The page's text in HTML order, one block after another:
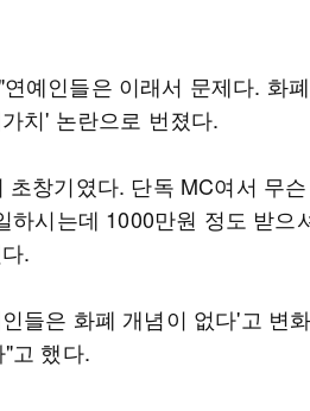
예인들은 이래서 문제다. 화
치' 논란으로 번졌다.
창기였다. 단독 MC여서 무
하시는데 1000만원 정도 받으
.
들은 화폐 개념이 없다'고 변
고 했다.